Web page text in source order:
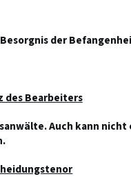
der
des Bearbeiters
Auch kann nicht